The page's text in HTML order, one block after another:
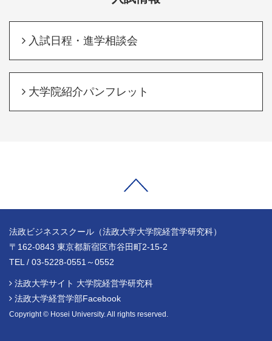
入試日程・進学相談会
大学院紹介パンフレット
法政ビジネススクール（法政大学大学院経営学研究科）
〒162-0843 東京都新宿区市谷田町2-15-2
TEL / 03-5228-0551～0552
法政大学サイト 大学院経営学研究科
法政大学経営学部Facebook
Copyright © Hosei University. All rights reserved.